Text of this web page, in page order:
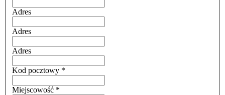
Adres
Adres
Adres
Kod pocztowy *
Miejscowość *